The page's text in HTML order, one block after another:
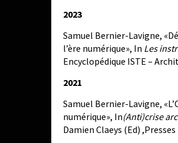
2023
Samuel Bernier-Lavigne,
l’ère numérique», In Les
Encyclopédique ISTE –
2021
Samuel Bernier-Lavigne,
numérique», In(Anti)crise
Damien Claeys (Ed)